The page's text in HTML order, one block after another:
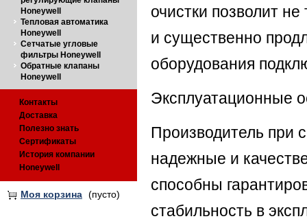
Honeywell
Тепловая автоматика
Honeywell
Сетчатые угловые
фильтры Honeywell
Обратные клапаны
Honeywell
Контакты
Доставка
Полезно знать
Сертификаты
История компании
Honeywell
Моя корзина (пусто)
очистки позволит
и существенно
оборудования
Эксплуатационные
Производитель при
надежные и
способны
стабильность в